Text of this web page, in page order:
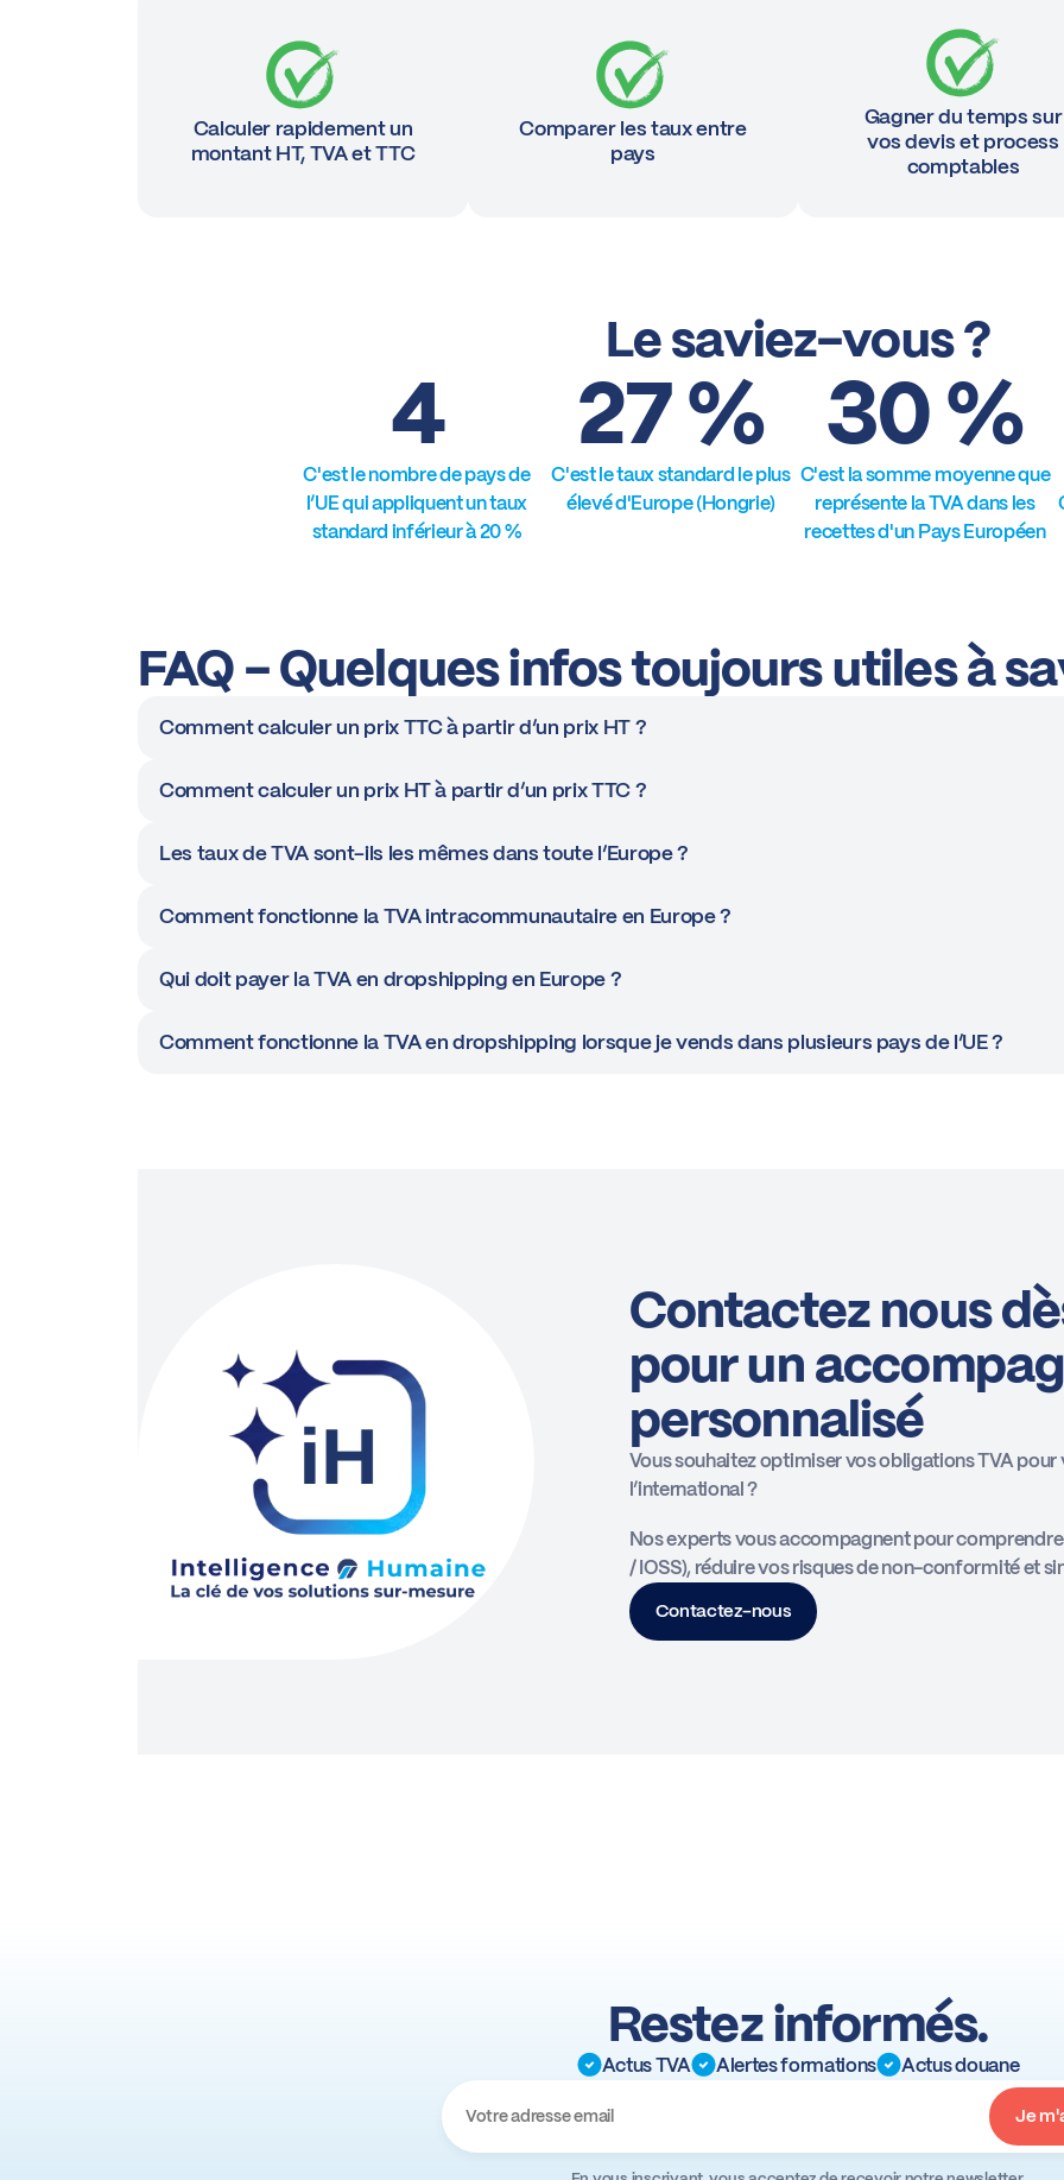
Calculer rapidement un
montant HT, TVA et TTC
Comparer les taux entre
pays
Gagner du temps sur
vos devis et process
comptables
Le saviez-vous ?
4
C'est le nombre de pays de
l’UE qui appliquent un taux
standard inférieur à 20 %
27 %
C'est le taux standard le plus
élevé d'Europe (Hongrie)
30 %
C'est la somme moyenne que
représente la TVA dans les
recettes d'un Pays Européen
FAQ - Quelques infos toujours utiles à
Comment calculer un prix TTC à partir d’un prix HT ?
Comment calculer un prix HT à partir d’un prix TTC ?
Les taux de TVA sont-ils les mêmes dans toute l’Europe ?
Comment fonctionne la TVA intracommunautaire en Europe ?
Qui doit payer la TVA en dropshipping en Europe ?
Comment fonctionne la TVA en dropshipping lorsque je vends dans plusieurs pays de l’UE ?
Contactez nous
pour un
personnalisé
Vous souhaitez optimiser vos obligations TVA pour
l’international ?
Nos experts vous accompagnent pour
/ IOSS), réduire vos risques de non-conformité et
Contactez-nous
Restez informés.
Actus TVA Alertes formations Actus douane